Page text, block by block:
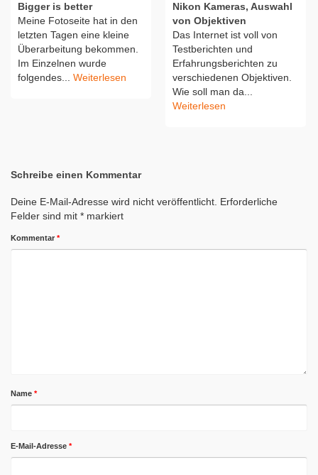
Bigger is better
Meine Fotoseite hat in den
letzten Tagen eine kleine
Überarbeitung bekommen.
Im Einzelnen wurde
folgendes... Weiterlesen
Nikon Kameras, Auswahl
von Objektiven
Das Internet ist voll von
Testberichten und
Erfahrungsberichten zu
verschiedenen Objektiven.
Wie soll man da...
Weiterlesen
Schreibe einen Kommentar
Deine E-Mail-Adresse wird nicht veröffentlicht. Erforderliche
Felder sind mit * markiert
Kommentar *
Name *
E-Mail-Adresse *